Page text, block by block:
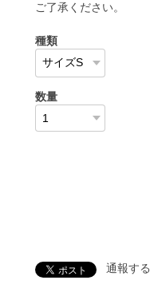
ご了承ください。
種類
数量
通報する